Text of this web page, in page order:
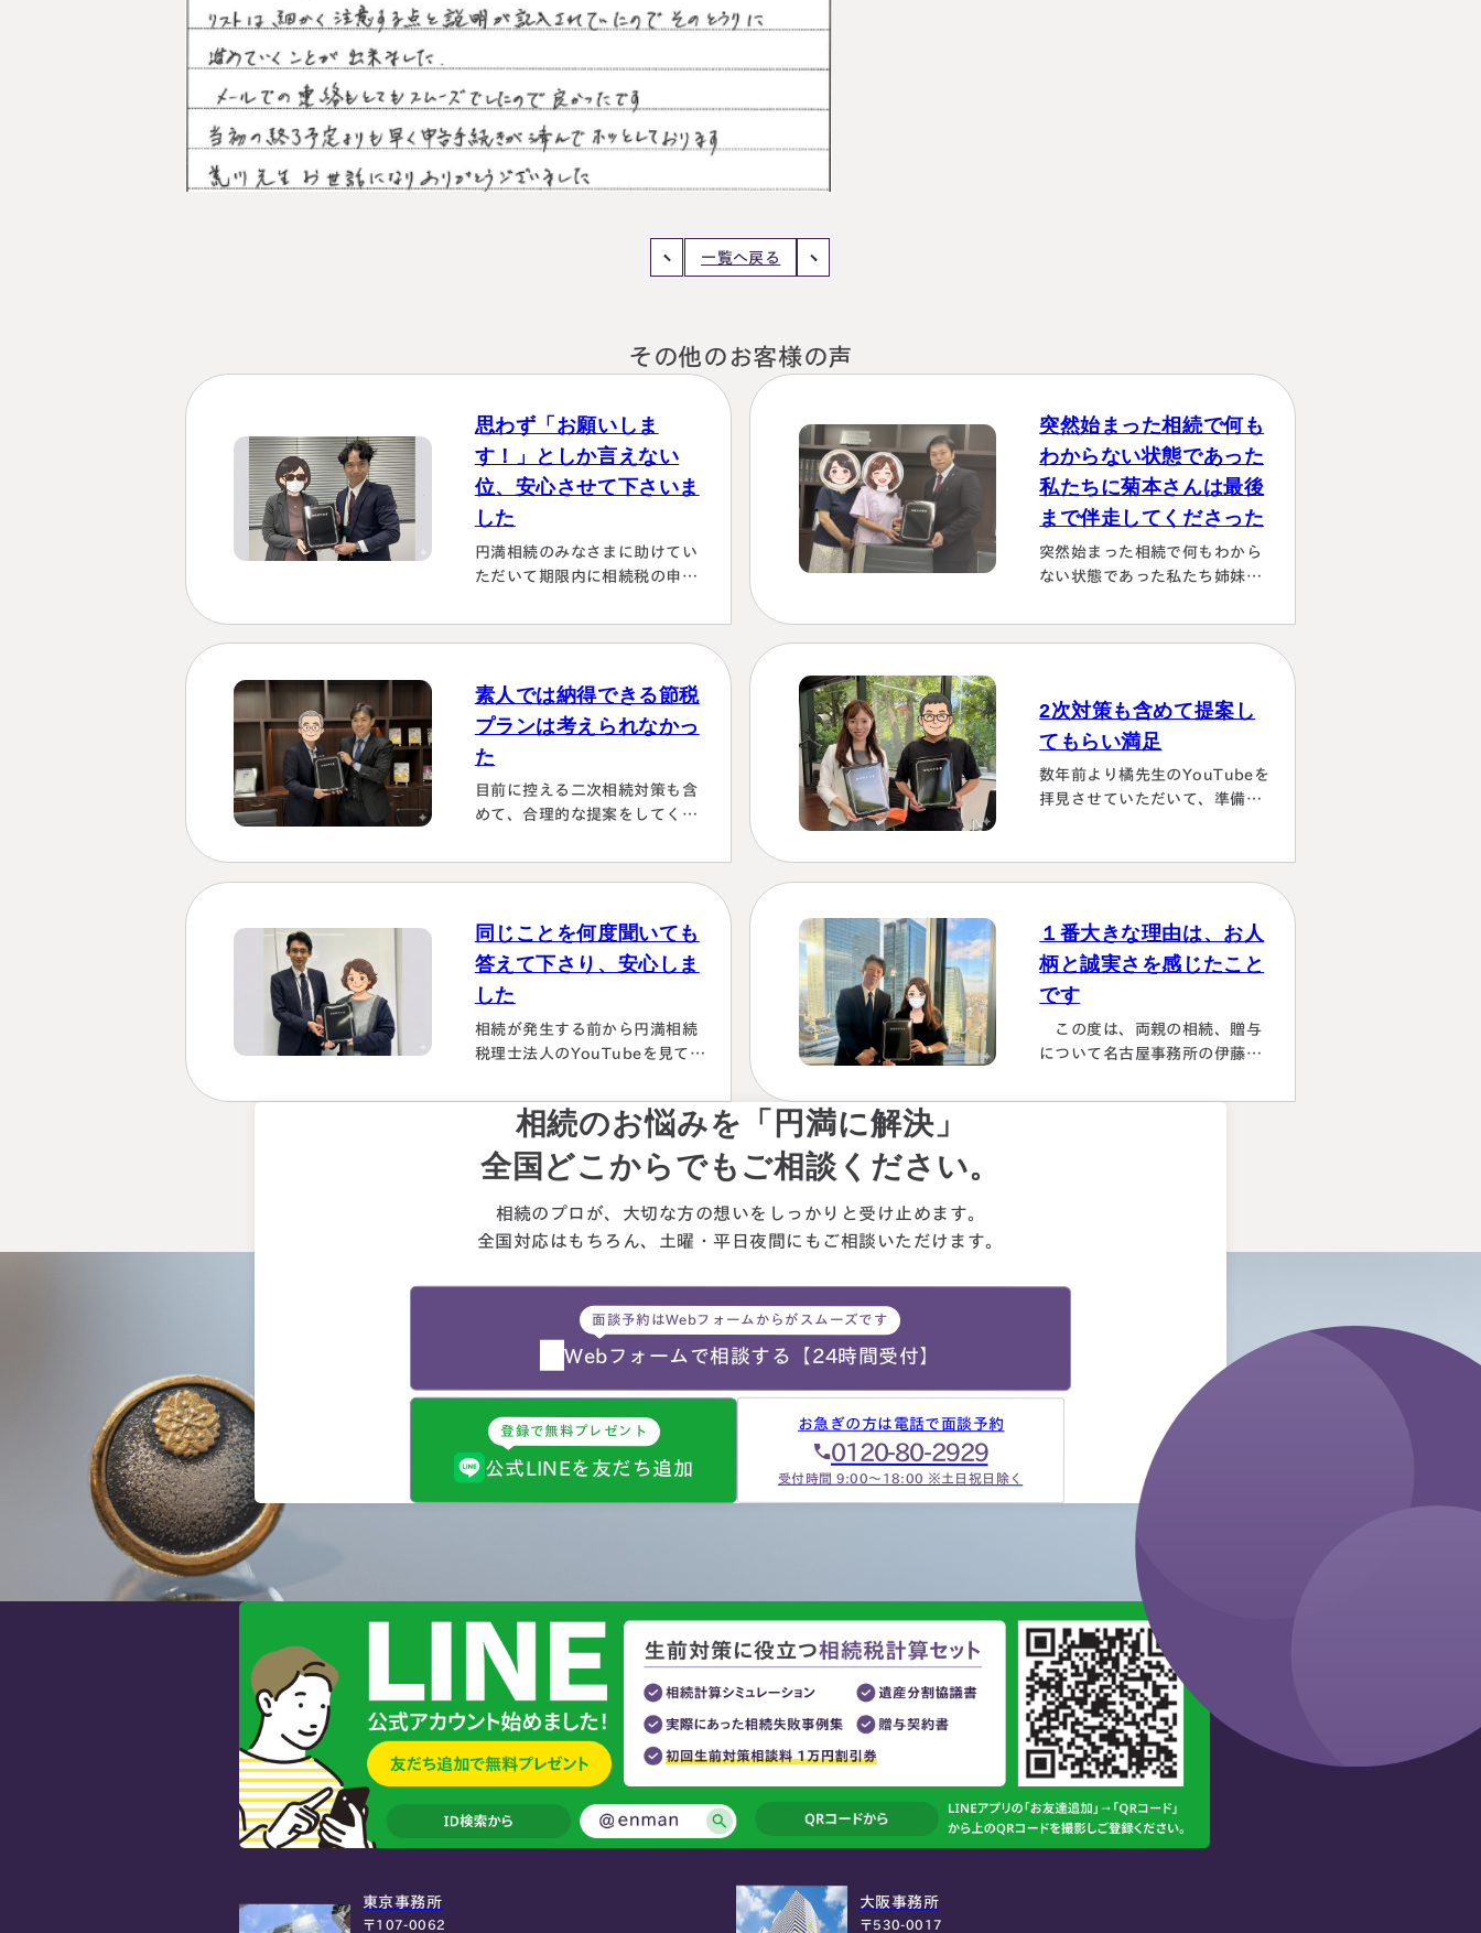
一覧へ戻る
その他のお客様の声
思わず「お願いしま
す！」としか言えない
位、安心させて下さいま
した
円満相続のみなさまに助けてい
ただいて期限内に相続税の申告
も感謝しております。 ～具体的
理由～👌「税務調査が万が一生
す！！」と、少しの躊躇もな
く、一切のガード文言も言わす
に、まっすぐこちらの目をしっ
かり見て言ってくださり、 税金
はこの方にすべておまかせする
しかない！！と、私も思わず
ない位、安心…
突然始まった相続で何も
わからない状態であった
私たちに菊本さんは最後
まで伴走してくださった
突然始まった相続で何もわから
ない状態であった私たち姉妹に
ださり 本当にありがたかったで
す。東京に住む私達にとっては
が、週1度は東京事務所に来て
おられるということで、 私たち
の都合に合わせて面談してくだ
さり、はじめの心配は杞憂とな
りました。 途中分からないこと
ことができほっとしていま…
素人では納得できる節税
プランは考えられなかっ
た
目前に控える二次相続対策も含
めて、合理的な提案をしてくだ
いも含めて、素人では納得でき
る節税プランは考えられなかっ
2次対策も含めて提案し
てもらい満足
数年前より橘先生のYouTubeを
拝見させていただいて、準備し
ただき、それも素早いことに感
謝しました。また2次対策も含
めた提案をしてもらい満足して
おります。有り難うございまし
同じことを何度聞いても
答えて下さり、安心しま
した
相続が発生する前から円満相続
税理士法人のYouTubeを見て勉
を色々な控除や特例を駆使して
計算していくのは非常に困難で
早々に先生にお願いしようと判
断しました。相続発生後、保険
うな書類のやりとりを何度もす
ることになります。自分では最
先生へメールで送ってまとめあ
げて頂きました。心配で同じこ
１番大きな理由は、お人
柄と誠実さを感じたこと
です
この度は、両親の相続、贈与
について名古屋事務所の伊藤昌
お世話になりました。 〈満足度
面的に頼れる能力とスキルが…
相続のお悩みを「円満に解決」
全国どこからでもご相談ください。
相続のプロが、大切な方の想いを しっかりと受け止めます。
全国対応はもちろん、 土曜・平日夜間にもご相談 いただけます。
面談予約はWebフォームからがスムーズです
Webフォームで相談する 【24時間受付】
登録で無料プレゼント
公式LINEを友だち追加
お急ぎの方は電話で面談予約
0120-80-2929
受付時間 9:00～18:00 ※土日祝日除く
東京事務所
〒107-0062
大阪事務所
〒530-0017